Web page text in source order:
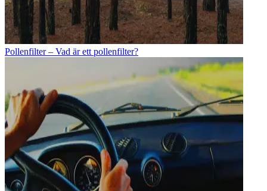
Pollenfilter – Vad är ett pollenfilter?